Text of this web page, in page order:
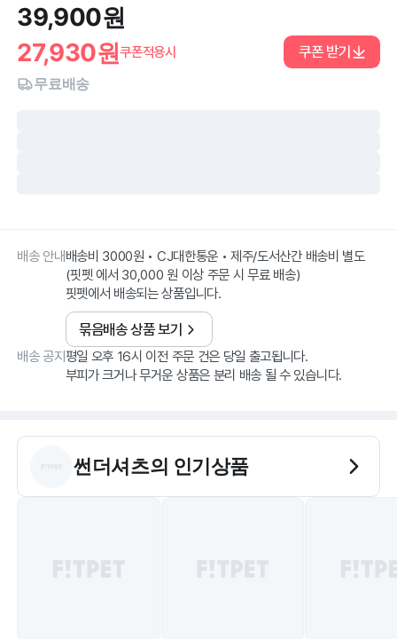
39,900원
27,930원쿠폰적용시 쿠폰 받기
무료배송
배송 안내배송비 3000원 • CJ대한통운 • 제주/도서산간 배송비 별도
(핏펫 에서 30,000 원 이상 주문 시 무료 배송)
핏펫에서 배송되는 상품입니다.
묶음배송 상품 보기
배송 공지평일 오후 16시 이전 주문 건은 당일 출고됩니다.
부피가 크거나 무거운 상품은 분리 배송 될 수 있습니다.
썬더셔츠의 인기상품